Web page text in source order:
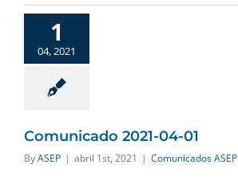
1
04, 2021
Comunicado 2021-04-01
ByASEP | abril 1st, 2021 | Comunicados ASEP